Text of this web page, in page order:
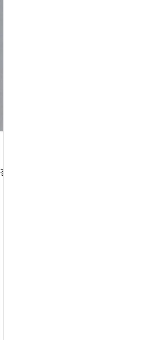
더 많은 선택을